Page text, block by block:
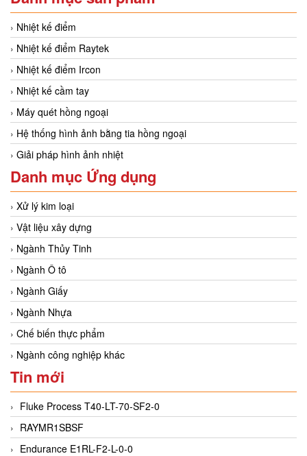
Nhiệt kế điểm
Nhiệt kế điểm Raytek
Nhiệt kế điểm Ircon
Nhiệt kế cầm tay
Máy quét hồng ngoại
Hệ thống hình ảnh bằng tia hồng ngoại
Giải pháp hình ảnh nhiệt
Danh mục Ứng dụng
Xử lý kim loại
Vật liệu xây dựng
Ngành Thủy Tinh
Ngành Ô tô
Ngành Giấy
Ngành Nhựa
Chế biến thực phẩm
Ngành công nghiệp khác
Tin mới
Fluke Process T40-LT-70-SF2-0
RAYMR1SBSF
Endurance E1RL-F2-L-0-0